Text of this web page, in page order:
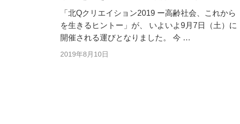
「北Qクリエイション2019 ー高齢社会、これから
を生きるヒントー」が、 いよいよ9月7日（土）に
開催される運びとなりました。 今 …
2019年8月10日